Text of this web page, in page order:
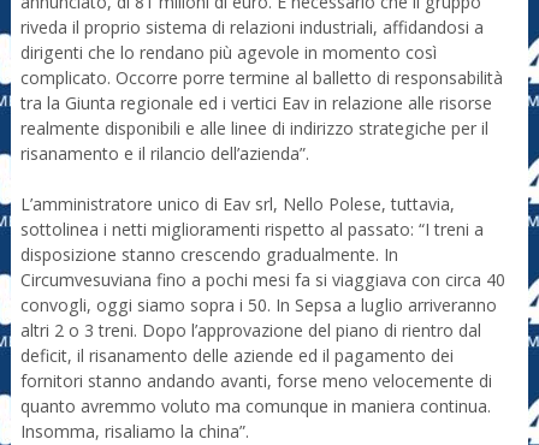
riveda il proprio sistema di relazioni industriali, affidandosi a
dirigenti che lo rendano più agevole in momento così
complicato. Occorre porre termine al balletto di responsabilità
tra la Giunta regionale ed i vertici Eav in relazione alle risorse
realmente disponibili e alle linee di indirizzo strategiche per il
risanamento e il rilancio dell’azienda”.
L’amministratore unico di Eav srl, Nello Polese, tuttavia,
sottolinea i netti miglioramenti rispetto al passato: “I treni a
disposizione stanno crescendo gradualmente. In
Circumvesuviana fino a pochi mesi fa si viaggiava con circa 40
convogli, oggi siamo sopra i 50. In Sepsa a luglio arriveranno
altri 2 o 3 treni. Dopo l’approvazione del piano di rientro dal
deficit, il risanamento delle aziende ed il pagamento dei
fornitori stanno andando avanti, forse meno velocemente di
quanto avremmo voluto ma comunque in maniera continua.
Insomma, risaliamo la china”.